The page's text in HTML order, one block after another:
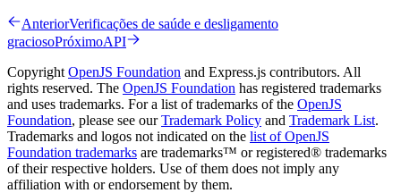
AnteriorVerificações de saúde e desligamento
graciosoPróximoAPI
Copyright OpenJS Foundation and Express.js contributors. All
rights reserved. The OpenJS Foundation has registered trademarks
and uses trademarks. For a list of trademarks of the OpenJS
Foundation, please see ourTrademark Policy and Trademark List.
Trademarks and logos not indicated on the list of OpenJS
Foundation trademarks are trademarks™ or registered® trademarks
of their respective holders. Use of them does not imply any
affiliation with or endorsement by them.